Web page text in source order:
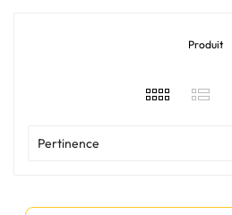
Produit
Pertinence